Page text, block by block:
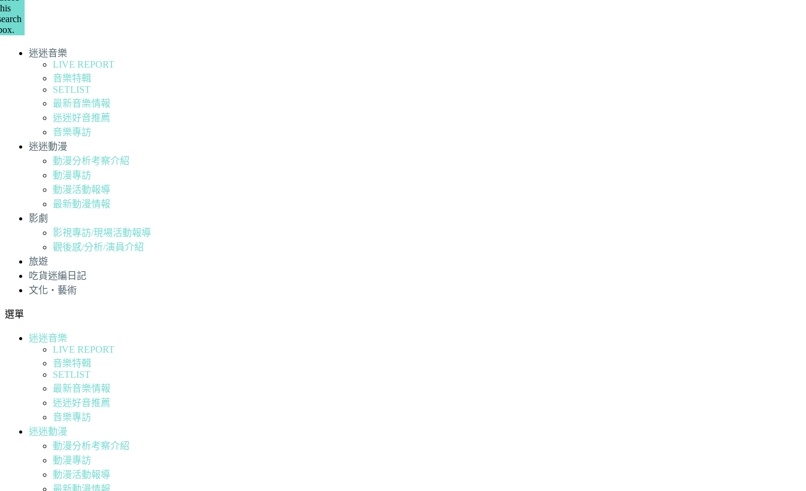
迷迷音樂
LIVE REPORT
音樂特輯
SETLIST
最新音樂情報
迷迷好音推薦
音樂專訪
迷迷動漫
動漫分析考察介紹
動漫專訪
動漫活動報導
最新動漫情報
影劇
影視專訪/現場活動報導
觀後感/分析/演員介紹
旅遊
吃貨迷編日記
文化・藝術
選單
迷迷音樂
LIVE REPORT
音樂特輯
SETLIST
最新音樂情報
迷迷好音推薦
音樂專訪
迷迷動漫
動漫分析考察介紹
動漫專訪
動漫活動報導
最新動漫情報